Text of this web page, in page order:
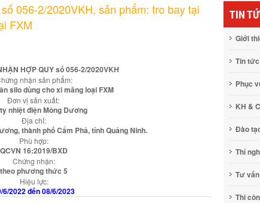
056-2/2020VKH, sản phẩm: tro bay tại
FXM
HỢP QUY số 056-2/2020VKH
nhận sản phẩm:
silo dùng cho xi măng loại FXM
Đơn vị sản xuất:
nhiệt điện Mông Dương
Địa chỉ:
thành phố Cẩm Phả, tỉnh Quảng Ninh.
Phù hợp:
QCVN 16:2019/BXD
Chứng nhận:
theo phương thức 5
Hiệu lực:
6/2022 đến 08/6/2023
TIN
Giới
Tin tức
Phục
KH &
Đào
Thí
Tư vấn
Thi